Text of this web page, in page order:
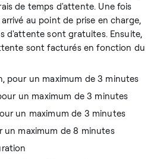
de temps d'attente. Une fois
au point de prise en charge,
d'attente sont gratuites. Ensuite,
sont facturés en fonction du
pour un maximum de 3 minutes
un maximum de 3 minutes
un maximum de 3 minutes
un maximum de 8 minutes